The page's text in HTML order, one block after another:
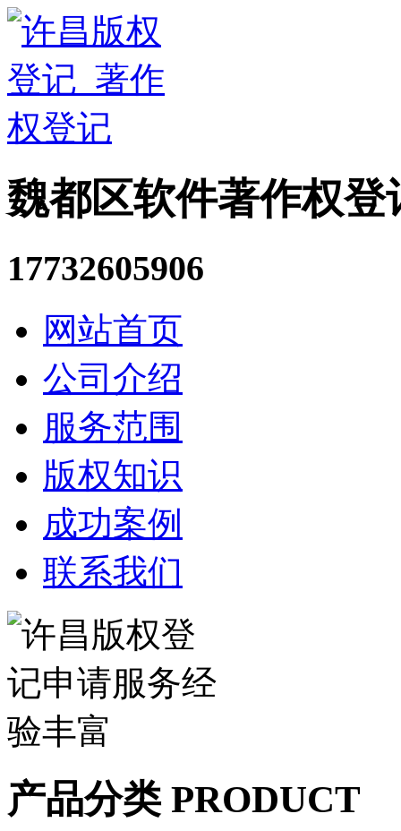
魏都区软件著作权登
17732605906
网站首页
公司介绍
服务范围
版权知识
成功案例
联系我们
产品分类 PRODUCT